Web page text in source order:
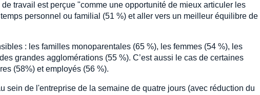
travail est perçue "comme une opportunité de mieux articuler les
personnel ou familial (51 %) et aller vers un meilleur équilibre de
: les familles monoparentales (65 %), les femmes (54 %), les
grandes agglomérations (55 %). C’est aussi le cas de certaines
(58%) et employés (56 %).
sein de l'entreprise de la semaine de quatre jours (avec réduction du